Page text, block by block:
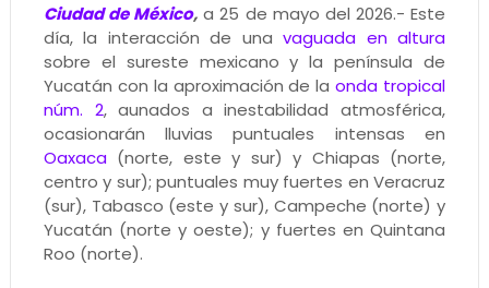
Ciudad de México, a 25 de mayo del 2026.- Este
día, la interacción de unavaguada en altura
sobre el sureste mexicano y la península de
Yucatán con la aproximación de laonda tropical
núm. 2, aunados a inestabilidad atmosférica,
ocasionarán lluvias puntuales intensas en
Oaxaca(norte, este y sur) y Chiapas (norte,
centro y sur); puntuales muy fuertes en Veracruz
(sur), Tabasco (este y sur), Campeche (norte) y
Yucatán (norte y oeste); y fuertes en Quintana
Roo (norte).